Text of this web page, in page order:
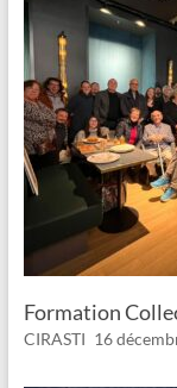
Formation
CIRASTI 16